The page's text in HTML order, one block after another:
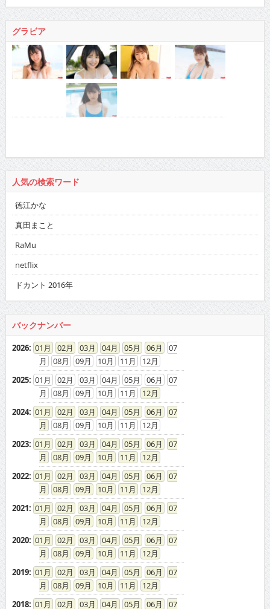
グラビア
人気の検索ワード
徳江かな
真田まこと
RaMu
netflix
ドカント 2016年
バックナンバー
2026 : 01
08
09 10 11
12
01 02 03 04 05 06
08
09 10 11
12
01 02 03 04 05 06
08
09 10 11
12
01 02 03 04 05 06
08
09 10 11
12
01 02 03 04 05 06
08
09 10 11
12
01 02 03 04 05 06
08
09 10 11
12
01 02 03 04 05 06
08
09 10 11
12
01 02 03 04 05 06
08
09 10 11
12
01 02 03 04 05 06
08
09 10 11
12